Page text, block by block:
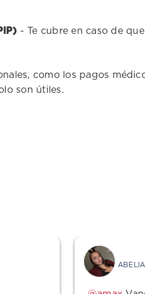
- Te cubre en caso de
como los pagos
son útiles.
ABELIA